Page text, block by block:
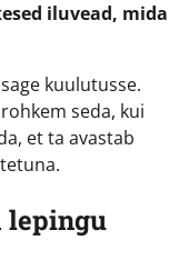
iluvead, mida
kuulutusse.
seda, kui
et ta avastab
lepingu